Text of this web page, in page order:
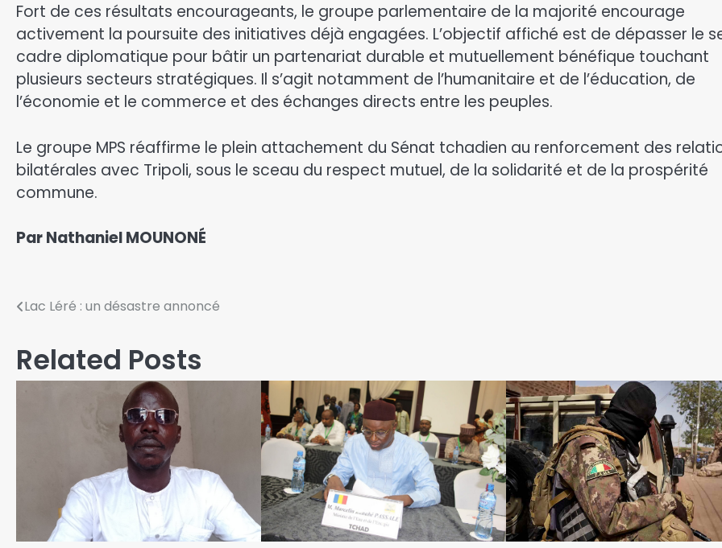
Fort de ces résultats encourageants, le groupe parlementaire de la majorité encourage
activement la poursuite des initiatives déjà engagées. L’objectif affiché est de dépasser le
cadre diplomatique pour bâtir un partenariat durable et mutuellement bénéfique touchant
plusieurs secteurs stratégiques. Il s’agit notamment de l’humanitaire et de l’éducation, de
l’économie et le commerce et des échanges directs entre les peuples.​
Le groupe MPS réaffirme le plein attachement du Sénat tchadien au renforcement des
bilatérales avec Tripoli, sous le sceau du respect mutuel, de la solidarité et de la prospérité
commune.
Par Nathaniel MOUNONÉ
Lac Léré : un désastre annoncé
Related Posts